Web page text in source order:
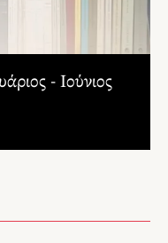
- Ιούνιος